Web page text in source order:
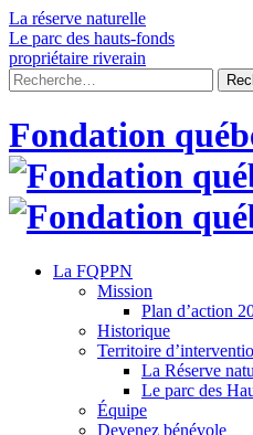
Skip
to
content
La réserve naturelle
Le parc des hauts-fonds
propriétaire riverain
Rechercher :
Fondation
La FQPPN
Mission
Plan d’action
Historique
Territoire
La Réserve
Le parc des
Équipe
Devenez bénévole